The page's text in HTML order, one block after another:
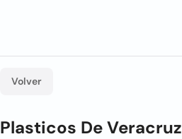
Volver
Plasticos De Veracruz